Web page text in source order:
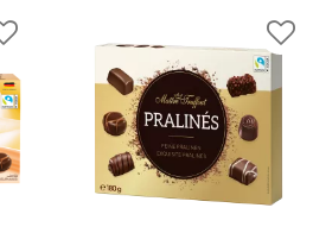
إضافة إلى المفضلات